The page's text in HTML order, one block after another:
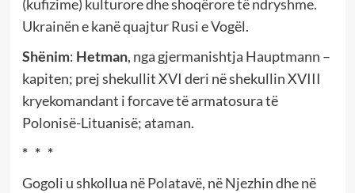
(kufizime) kulturore dhe shoqërore të ndryshme.
Ukrainën e kanë quajtur Rusi e Vogël.
Shënim: Hetman, nga gjermanishtja Hauptmann –
kapiten; prej shekullit XVI deri në shekullin XVIII
kryekomandant i forcave të armatosura të
Polonisë-Lituanisë; ataman.
* * *
Gogoli u shkollua në Polatavë, në Njezhin dhe në